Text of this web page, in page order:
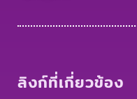
ลิงก์ที่เกี่ยวข้อง